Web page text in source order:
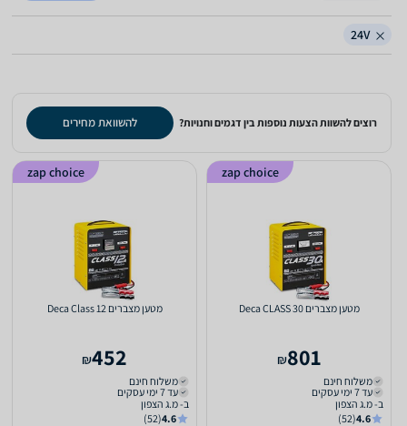
24V
רוצים להשוות הצעות נוספות בין דגמים וחנויות? להשוואת מחירים
מטען מצברים Deca CLASS 30
801
₪
משלוח חינם
עד 7 ימי עסקים
ב- מ.ג הצפון
4.6
(52)
zap choice
מטען מצברים Deca Class 12
452
₪
משלוח חינם
עד 7 ימי עסקים
ב- מ.ג הצפון
4.6
(52)
zap choice